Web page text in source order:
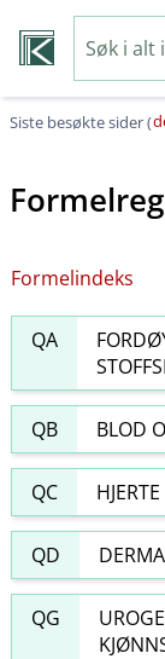
Siste besøkte sider (
Formelindeks
QA
QB BLOD
QC
QD
QG